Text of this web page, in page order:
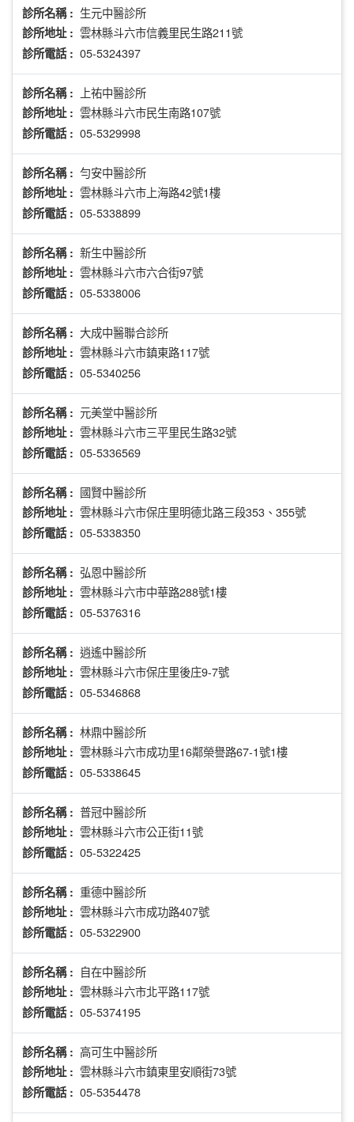
診所名稱 : 生元中醫診所
診所地址 : 雲林縣斗六市信義里民生路211號
診所電話 : 05-5324397
診所名稱 : 上祐中醫診所
診所地址 : 雲林縣斗六市民生南路107號
診所電話 : 05-5329998
診所名稱 : 勻安中醫診所
診所地址 : 雲林縣斗六市上海路42號1樓
診所電話 : 05-5338899
診所名稱 : 新生中醫診所
診所地址 : 雲林縣斗六市六合街97號
診所電話 : 05-5338006
診所名稱 : 大成中醫聯合診所
診所地址 : 雲林縣斗六市鎮東路117號
診所電話 : 05-5340256
診所名稱 : 元美堂中醫診所
診所地址 : 雲林縣斗六市三平里民生路32號
診所電話 : 05-5336569
診所名稱 : 國賢中醫診所
診所地址 : 雲林縣斗六市保庄里明德北路三段353、355號
診所電話 : 05-5338350
診所名稱 : 弘恩中醫診所
診所地址 : 雲林縣斗六市中華路288號1樓
診所電話 : 05-5376316
診所名稱 : 逍遙中醫診所
診所地址 : 雲林縣斗六市保庄里後庄9-7號
診所電話 : 05-5346868
診所名稱 : 林鼎中醫診所
診所地址 : 雲林縣斗六市成功里16鄰榮譽路67-1號1樓
診所電話 : 05-5338645
診所名稱 : 普冠中醫診所
診所地址 : 雲林縣斗六市公正街11號
診所電話 : 05-5322425
診所名稱 : 重德中醫診所
診所地址 : 雲林縣斗六市成功路407號
診所電話 : 05-5322900
診所名稱 : 自在中醫診所
診所地址 : 雲林縣斗六市北平路117號
診所電話 : 05-5374195
診所名稱 : 高可生中醫診所
診所地址 : 雲林縣斗六市鎮東里安順街73號
診所電話 : 05-5354478